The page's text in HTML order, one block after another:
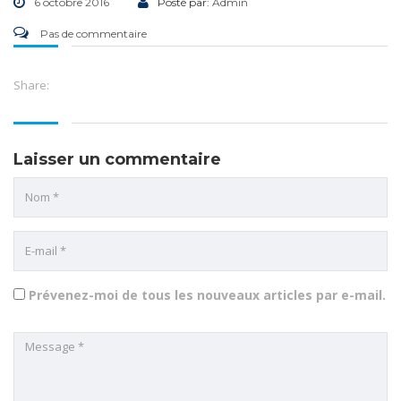
Pas de commentaire
Share:
Laisser un commentaire
Prévenez-moi de tous les nouveaux articles par e-mail.